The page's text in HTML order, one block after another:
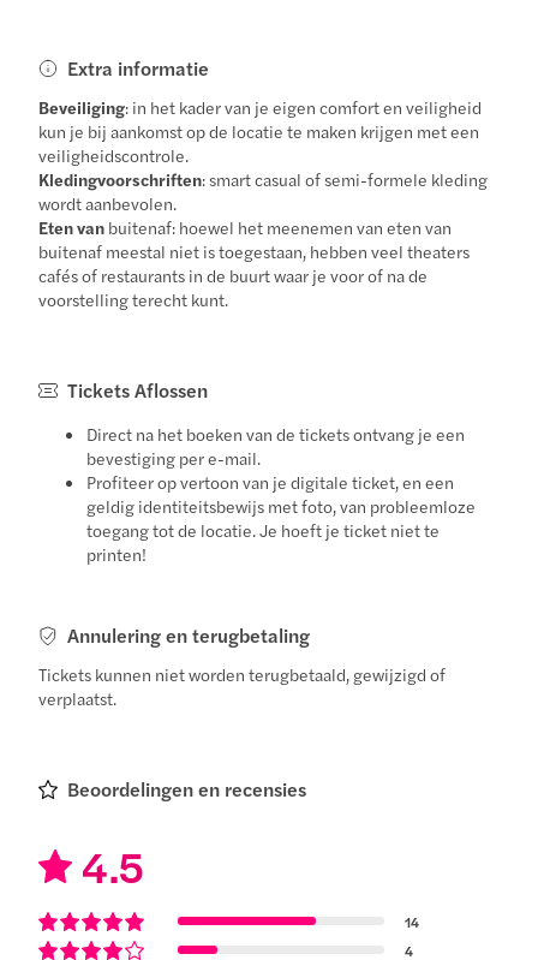
Extra informatie
Beveiliging: in het kader van je eigen comfort en veiligheid
kun je bij aankomst op de locatie te maken krijgen met een
veiligheidscontrole.
Kledingvoorschriften: smart casual of semi-formele kleding
wordt aanbevolen.
Eten van buitenaf: hoewel het meenemen van eten van
buitenaf meestal niet is toegestaan, hebben veel theaters
cafés of restaurants in de buurt waar je voor of na de
voorstelling terecht kunt.
Tickets Aflossen
Direct na het boeken van de tickets ontvang je een
bevestiging per e-mail.
Profiteer op vertoon van je digitale ticket, en een
geldig identiteitsbewijs met foto, van probleemloze
toegang tot de locatie. Je hoeft je ticket niet te
printen!
Annulering en terugbetaling
Tickets kunnen niet worden terugbetaald, gewijzigd of
verplaatst.
Beoordelingen en recensies
4.5
14
4